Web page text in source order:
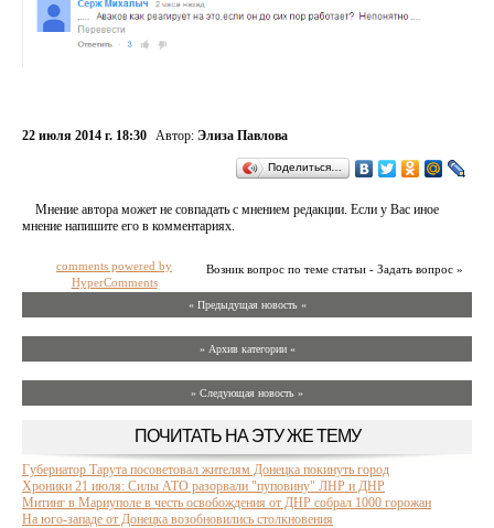
22 июля 2014 г. 18:30 Автор: Элиза Павлова
Поделиться…
Мнение автора может не совпадать с мнением редакции. Если у Вас иное
мнение напишите его в комментариях.
Возник вопрос по теме статьи - Задать вопрос »
comments powered by
HyperComments
« Предыдущая новость «
» Архив категории «
» Следующая новость »
ПОЧИТАТЬ НА ЭТУ ЖЕ ТЕМУ
Губернатор Тарута посоветовал жителям Донецка покинуть город
Хроники 21 июля: Силы АТО разорвали "пуповину" ЛНР и ДНР
Митинг в Мариуполе в честь освобождения от ДНР собрал 1000 горожан
На юго-западе от Донецка возобновились столкновения